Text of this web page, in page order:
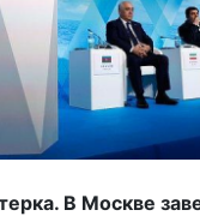
В Москве